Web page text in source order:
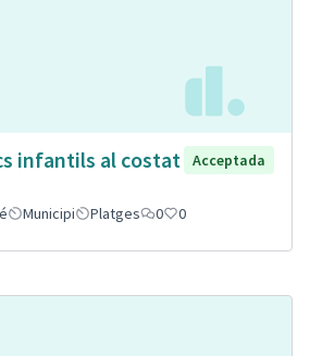
infantils al costat
Acceptada
Municipi Platges 0 0